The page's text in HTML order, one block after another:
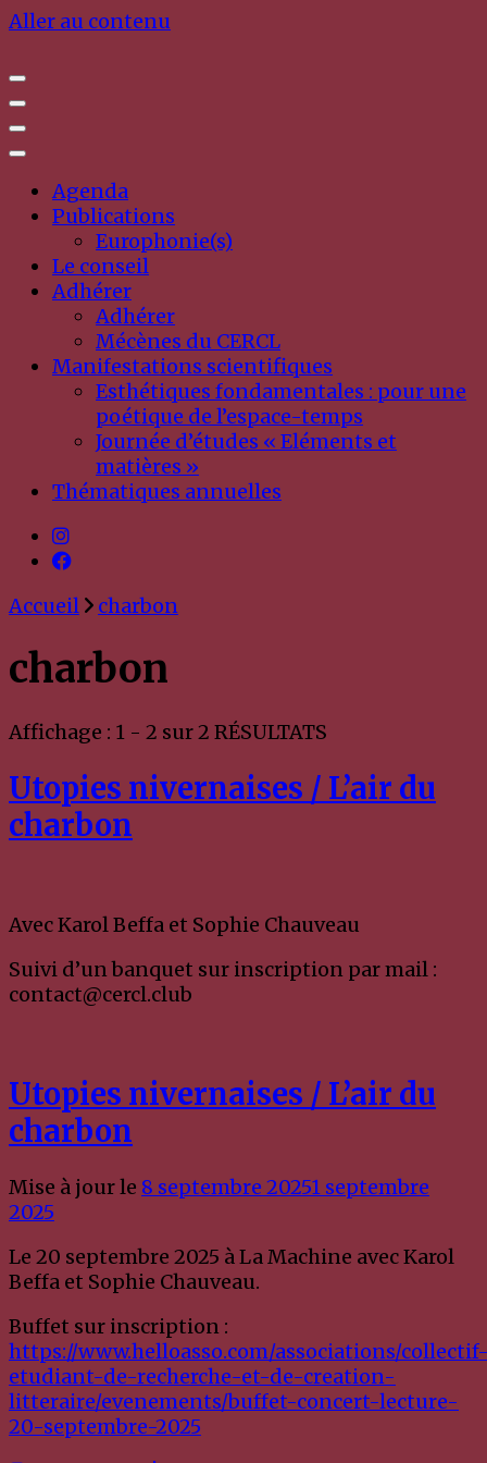
Aller au contenu
Agenda
Publications
Europhonie(s)
Le conseil
Adhérer
Adhérer
Mécènes du CERCL
Manifestations scientifiques
Esthétiques fondamentales : pour une
poétique de l’espace-temps
Journée d’études « Eléments et
matières »
Thématiques annuelles
Accueil charbon
charbon
Affichage : 1 - 2 sur 2 RÉSULTATS
Utopies nivernaises / L’air du
charbon
Avec Karol Beffa et Sophie Chauveau
Suivi d’un banquet sur inscription par mail :
contact@cercl.club
Utopies nivernaises / L’air du
charbon
Mise à jour le 8 septembre 20251 septembre
2025
Le 20 septembre 2025 à La Machine avec Karol
Beffa et Sophie Chauveau.
Buffet sur inscription :
https://www.helloasso.com/associations/
etudiant-de-recherche-et-de-creation-
litteraire/evenements/buffet-concert-lecture-
20-septembre-2025